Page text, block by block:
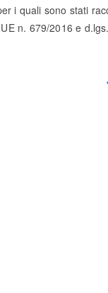
i quali sono stati
n. 679/2016 e